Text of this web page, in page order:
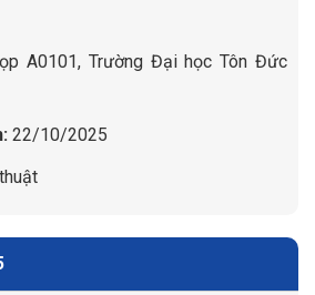
A0101, Trường Đại học Tôn Đức
22/10/2025